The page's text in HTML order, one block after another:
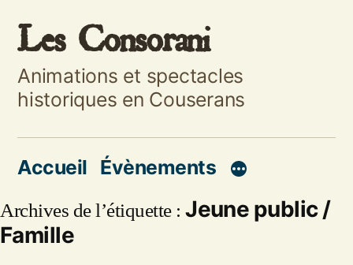
au
contenu
Les Consorani
Animations et spectacles
historiques en Couserans
Accueil Évènements
Archives de l’étiquette :Jeune public /
Famille